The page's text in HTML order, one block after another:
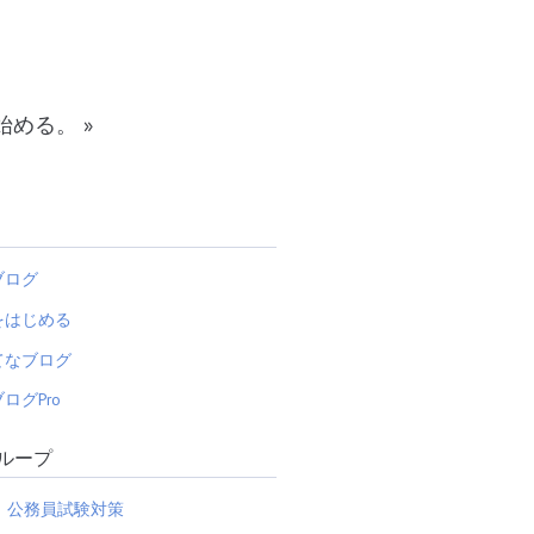
める。 »
ログ
じめる
ブログ
グPro
ープ
公務員試験対策